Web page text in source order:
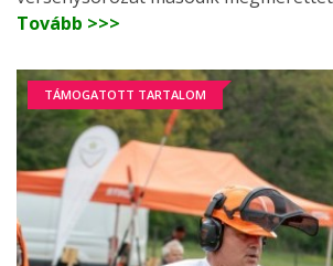
Tovább >>>
TÁMOGATOTT TARTALOM